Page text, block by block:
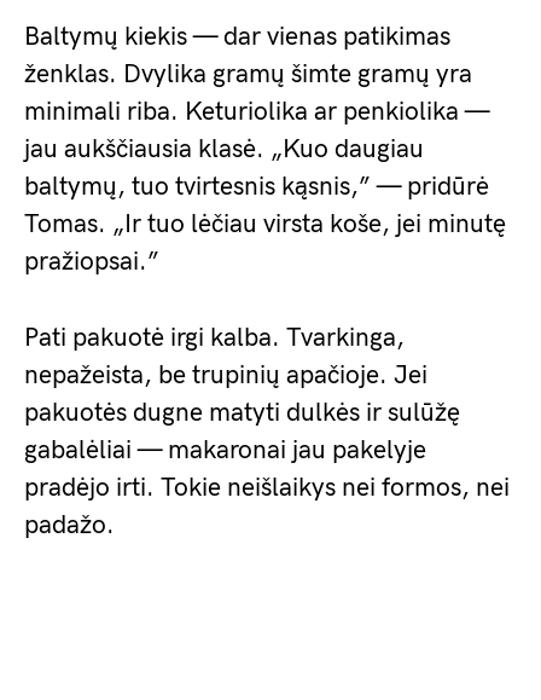
Baltymų kiekis — dar vienas patikimas
ženklas. Dvylika gramų šimte gramų yra
minimali riba. Keturiolika ar penkiolika —
jau aukščiausia klasė. „Kuo daugiau
baltymų, tuo tvirtesnis kąsnis,” — pridūrė
Tomas. „Ir tuo lėčiau virsta koše, jei minutę
pražiopsai.”
Pati pakuotė irgi kalba. Tvarkinga,
nepažeista, be trupinių apačioje. Jei
pakuotės dugne matyti dulkės ir sulūžę
gabalėliai — makaronai jau pakelyje
pradėjo irti. Tokie neišlaikys nei formos, nei
padažo.